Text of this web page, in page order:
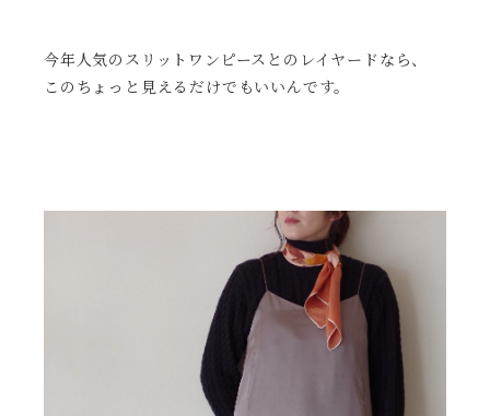
今年人気のスリットワンピースとのレイヤードなら、
このちょっと見えるだけでもいいんです。